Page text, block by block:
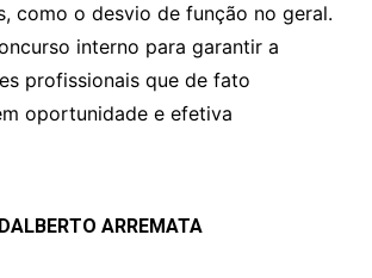
como o desvio de função no geral.
interno para garantir a
profissionais que de fato
oportunidade e efetiva
ARREMATA